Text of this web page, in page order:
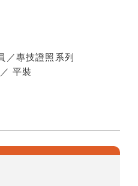
／專技證照系列
／平裝